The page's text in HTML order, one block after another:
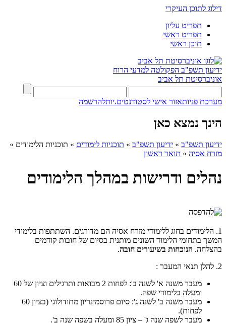
דילוג לתוכן העיקרי
תפריט עליון
תפריט ראשי
תוכן ראשי
ידיעון תשפ"ב הפקולטה למדעי הרוח
אוניברסיטת תל אביב
מערכת פניותאזור אישי לסטודנטים.יותלהרשמה
הינך נמצא כאן
ידיעון תשפ"ב » ידיעון תשפ"ב » תוכניות לימודים » תוכניות הלימודים »
מזרח אסיה » תואר ראשון
נהלים ודרישות במהלך הלימודים
1. הלימודים בחוג ללימודי מזרח אסיה הם מדורגים. השתתפות בלימודי
המשך בתחומי הלימוד השונים מותנית בסיום של חובות קודמים
בהצלחה. הנוכחות בשיעורים חובה.
2. להלן תנאי המעבר :
מעבר משנה א' לשנה ב': לפחות 2 מבואות ותרגילים וציון של 60
ומעלה בלימודי שפה.
מעבר משנה ב' לשנה ג': סיום פרוסמינריון מתודולוגי (בציון 60
לפחות).
מעבר לשפה שנה ג' – ציון 85 ומעלה בשפה שנה ב'.